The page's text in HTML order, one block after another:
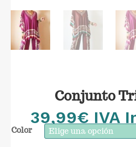
Conjunto
39,99€ IVA
Color